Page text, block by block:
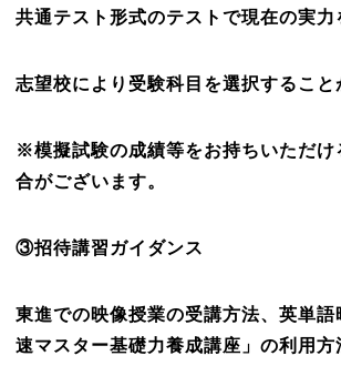
共通テスト形式のテストで現在の実力
志望校により受験科目を選択すること
※模擬試験の成績等をお持ちいただけ
合がございます。
③招待講習ガイダンス
東進での映像授業の受講方法、英単語
速マスター基礎力養成講座」の利用方